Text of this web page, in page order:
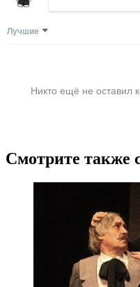
Лучшие
Никто ещё не оставил
Смотрите также